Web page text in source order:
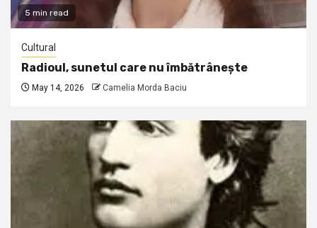
5 min read
Cultural
Radioul, sunetul care nu îmbătrânește
May 14, 2026 Camelia Morda Baciu